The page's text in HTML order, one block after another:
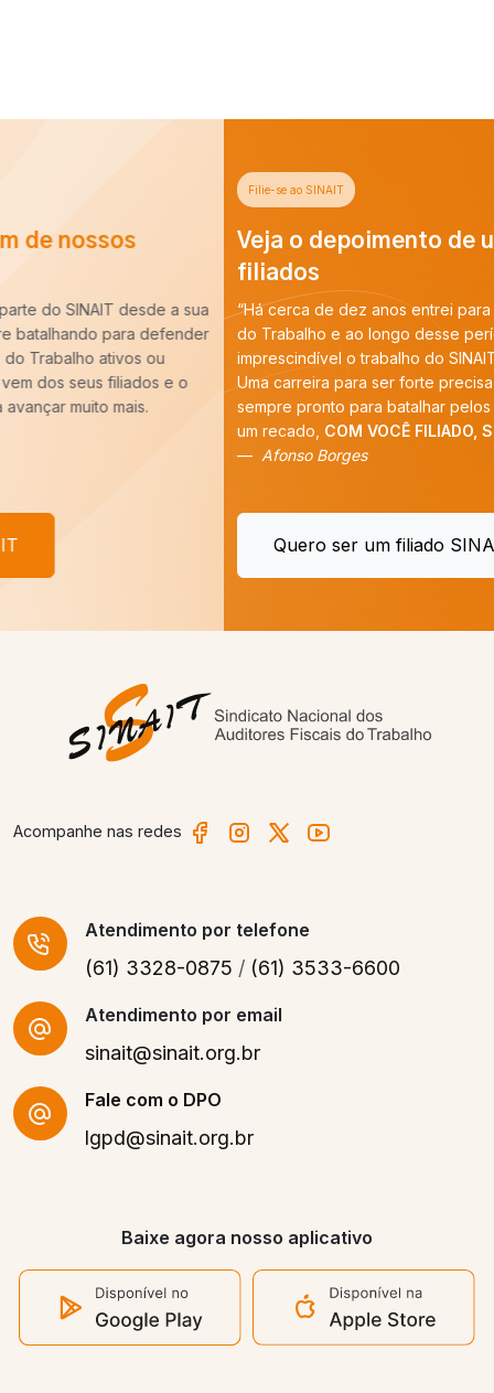
Veja o depoimento de um de nossos
“Há cerca de dez anos entrei para a carreira de Auditoria-Fiscal
do Trabalho e ao longo desse período constatei que é
imprescindível o trabalho do SINAIT para a nossa categoria.
Uma carreira para ser forte precisa de um Sindicato forte,
sempre pronto para batalhar pelos nossos interesses. E tenho
COM VOCÊ FILIADO, SEREMOS MAIS!”
Quero ser um filiado SINAIT
Acompanhe nas redes
Atendimento por telefone
(61) 3328-0875 / (61) 3533-6600
Atendimento por email
sinait@sinait.org.br
Fale com o DPO
lgpd@sinait.org.br
Baixe agora nosso aplicativo